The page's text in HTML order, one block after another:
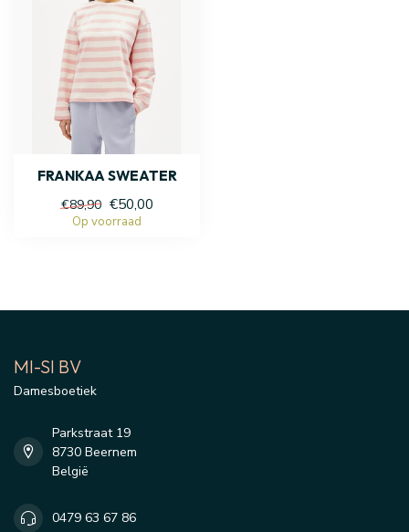
FRANKAA SWEATER
€89,90 €50,00
Op voorraad
MI-SI BV
Damesboetiek
Parkstraat 19
8730 Beernem
België
0479 63 67 86